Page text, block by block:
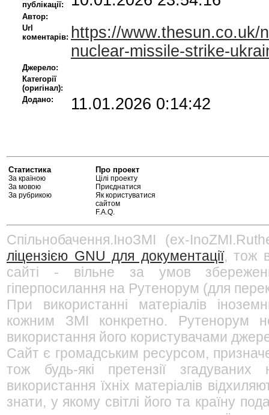
публікації:
Автор:
Url
коментарів: https://www.thesun.co.uk/
nuclear-missile-strike-
Джерело:
Категорії
(оригінал):
Додано:
11.01.2026 0:14:42
Статистика
За країною
За мовою
За рубрикою
Про проект
Цілі проекту
Приєднатися
Як користуватися
сайтом
F.A.Q.
Спільнобачення.ІноЗМІ (ex-
ліцензією GNU для документації, тож
сайті - вільне за умов
гіперпосилання на Рутенорум (для
При використанні матеріалів
кожним ЗМІ конкретно. Рутенорум
використання його користувачами
Сайт є громадським ресурсом,
тож будь-які претензії
використання їхніх матеріалів
знати, у якому світлі його та країну